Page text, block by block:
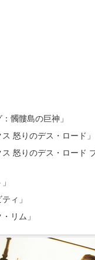
：髑髏島の巨神」
ス 怒りのデス・ロード」
ス 怒りのデス・ロード
ィ」
リム」